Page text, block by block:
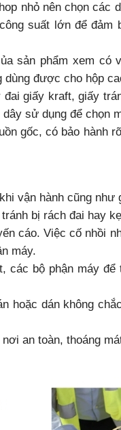
nhỏ nên chọn các
suất lớn để đảm
sản phẩm xem có
dùng được cho hộp
giấy kraft, giấy
sử dụng để chọn
gốc, có bảo hành
vận hành cũng như
bị rách đai hay
cáo. Việc cố nhồi
máy.
bộ phận máy
hoặc dán không
an toàn, thoáng